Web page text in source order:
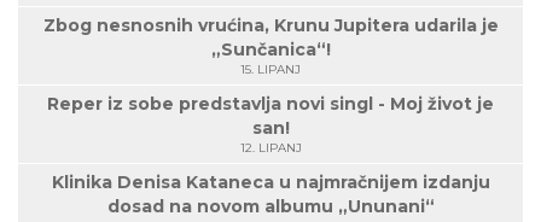
Zbog nesnosnih vrućina, Krunu Jupitera udarila je
„Sunčanica“!
15. LIPANJ
Reper iz sobe predstavlja novi singl - Moj život je
san!
12. LIPANJ
Klinika Denisa Kataneca u najmračnijem izdanju
dosad na novom albumu „Ununani“